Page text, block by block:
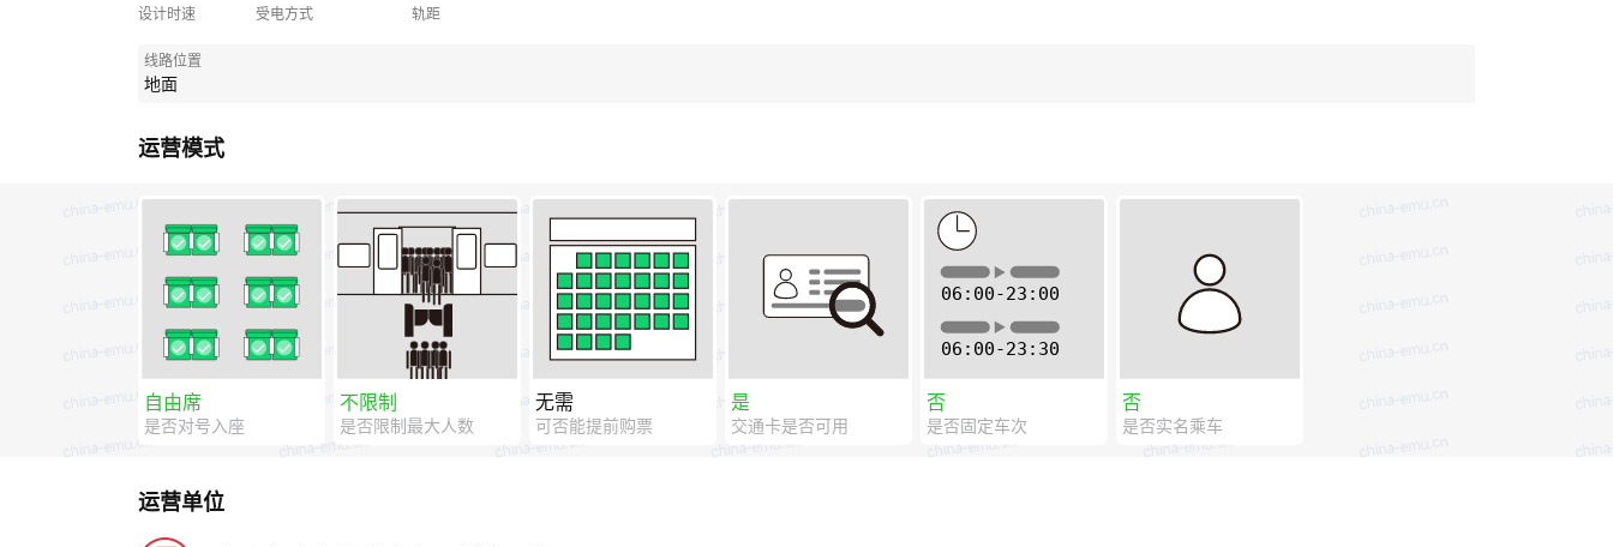
设计时速
受电方式
轨距
线路位置
地面
运营模式
自由席
是否对号入座
不限制
是否限制最大人数
无需
可否能提前购票
是
交通卡是否可用
否
是否固定车次
否
是否实名乘车
运营单位